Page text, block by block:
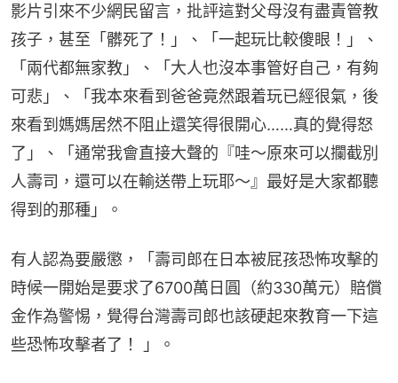
影片引來不少網民留言，批評這對父母沒有盡責管教
孩子，甚至「髒死了！」、「一起玩比較傻眼！」、
「兩代都無家教」、「大人也沒本事管好自己，有夠
可悲」、「我本來看到爸爸竟然跟着玩已經很氣，後
來看到媽媽居然不阻止還笑得很開心……真的覺得怒
了」、「通常我會直接大聲的『哇～原來可以攔截別
人壽司，還可以在輸送帶上玩耶～』最好是大家都聽
得到的那種」。
有人認為要嚴懲，「壽司郎在日本被屁孩恐怖攻擊的
時候一開始是要求了6700萬日圓（約330萬元）賠償
金作為警惕，覺得台灣壽司郎也該硬起來教育一下這
些恐怖攻擊者了！ 」。